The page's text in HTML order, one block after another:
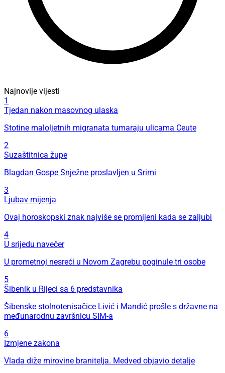
Najnovije vijesti
1
Tjedan nakon masovnog ulaska
Stotine maloljetnih migranata tumaraju ulicama Ceute
2
Suzaštitnica župe
Blagdan Gospe Snježne proslavljen u Srimi
3
Ljubav mijenja
Ovaj horoskopski znak najviše se promijeni kada se zaljubi
4
U srijedu navečer
U prometnoj nesreći u Novom Zagrebu poginule tri osobe
5
Šibenik u Rijeci sa 6 predstavnika
Šibenske stolnotenisačice Livić i Mandić prošle s državne na
međunarodnu završnicu SIM-a
6
Izmjene zakona
Vlada diže mirovine branitelja. Medved objavio detalje